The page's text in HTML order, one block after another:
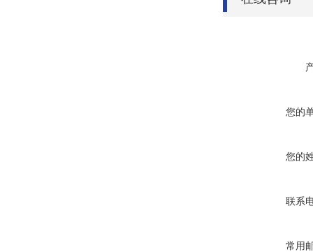
您的
您的
联系
常用